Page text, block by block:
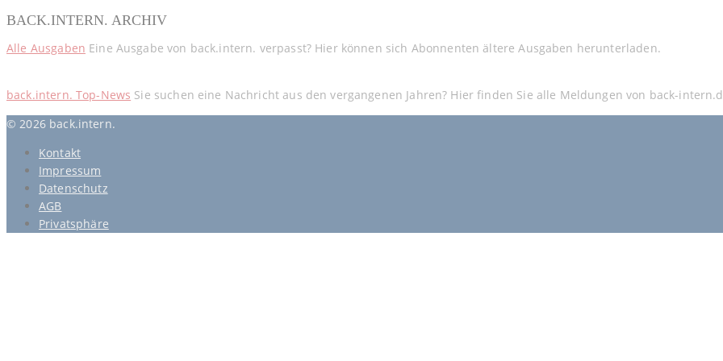
BACK.INTERN. ARCHIV
Alle Ausgaben Eine Ausgabe von back.intern. verpasst? Hier können sich Abonnenten ältere Ausgaben herunterladen.
back.intern. Top-News Sie suchen eine Nachricht aus den vergangenen Jahren? Hier finden Sie alle Meldungen von back-
© 2026 back.intern.
Kontakt
Impressum
Datenschutz
AGB
Privatsphäre